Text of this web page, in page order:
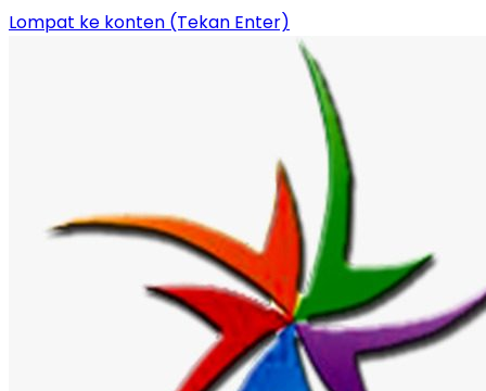
Lompat ke konten (Tekan Enter)